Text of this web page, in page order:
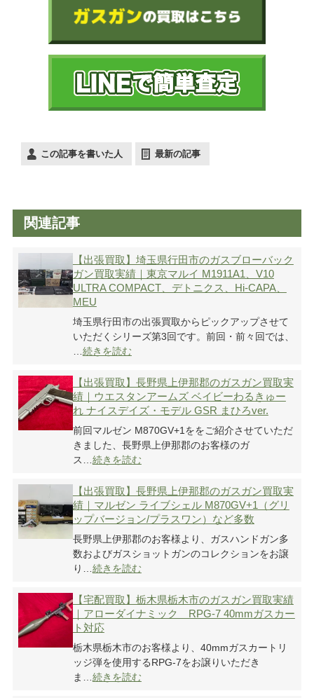
スタッフ紹介
スタッフブログ
オンラインショップ
この記事を書いた人 最新の記事
関連記事
【出張買取】埼玉県行田市のガスブローバック
ガン買取実績｜東京マルイ M1911A1、V10
ULTRA COMPACT、デトニクス、Hi-CAPA、
MEU
埼玉県行田市の出張買取からピックアップさせて
いただくシリーズ第3回です。前回・前々回では、
続きを読む
【出張買取】長野県上伊那郡のガスガン買取実
績｜ウエスタンアームズ ベイビーわるきゅー
れ ナイスデイズ・モデル GSR まひろver.
前回マルゼン M870GV+1ををご紹介させていただ
きました、長野県上伊那郡のお客様のガ
ス… 続きを読む
【出張買取】長野県上伊那郡のガスガン買取実
績｜マルゼン ライブシェル M870GV+1（グリ
ップバージョン/プラスワン）など多数
長野県上伊那郡のお客様より、ガスハンドガン多
数およびガスショットガンのコレクションをお譲
り… 続きを読む
【宅配買取】栃木県栃木市のガスガン買取実績
｜アローダイナミック RPG-7 40mmガスカー
ト対応
栃木県栃木市のお客様より、40mmガスカートリ
ッジ弾を使用するRPG-7をお譲りいただき
ま… 続きを読む